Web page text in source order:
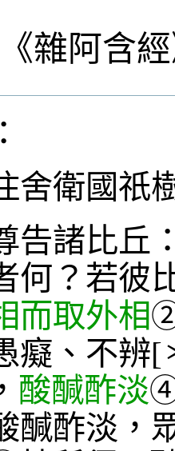
《雜阿含
舍衛國祇
告諸比丘
何？若彼
而取外相
癡、不辨
酸醎酢淡
醎酢淡，